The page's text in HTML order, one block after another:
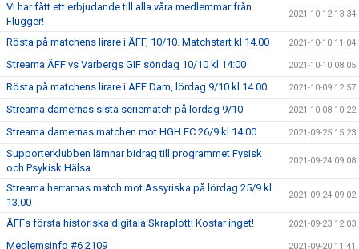
Vi har fått ett erbjudande till alla våra medlemmar från
Flügger!
2021-10-12 13:34
Rösta på matchens lirare i ÄFF, 10/10. Matchstart kl 14.00 2021-10-10 11:04
Streama ÄFF vs Varbergs GIF söndag 10/10 kl 14:00 2021-10-10 08:05
Rösta på matchens lirare i ÄFF Dam, lördag 9/10 kl 14.00 2021-10-09 12:57
Streama damernas sista seriematch på lördag 9/10 2021-10-08 10:22
Streama damernas matchen mot HGH FC 26/9 kl 14.00 2021-09-25 15:23
Supporterklubben lämnar bidrag till programmet Fysisk
och Psykisk Hälsa
2021-09-24 09:08
Streama herrarnas match mot Assyriska på lördag 25/9 kl
13.00
2021-09-24 09:02
ÄFFs första historiska digitala Skraplott! Kostar inget! 2021-09-23 12:03
Medlemsinfo #6 2109 2021-09-20 11:41